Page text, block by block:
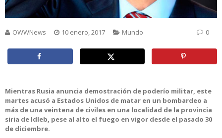
OWWNews 10 enero, 2017 Mundo 0
Mientras Rusia anuncia demostración de poderío militar, este
martes acusó a Estados Unidos de matar en un bombardeo a
más de una veintena de civiles en una localidad de la provincia
siria de Idleb, pese al alto el fuego en vigor desde el pasado 30
de diciembre.